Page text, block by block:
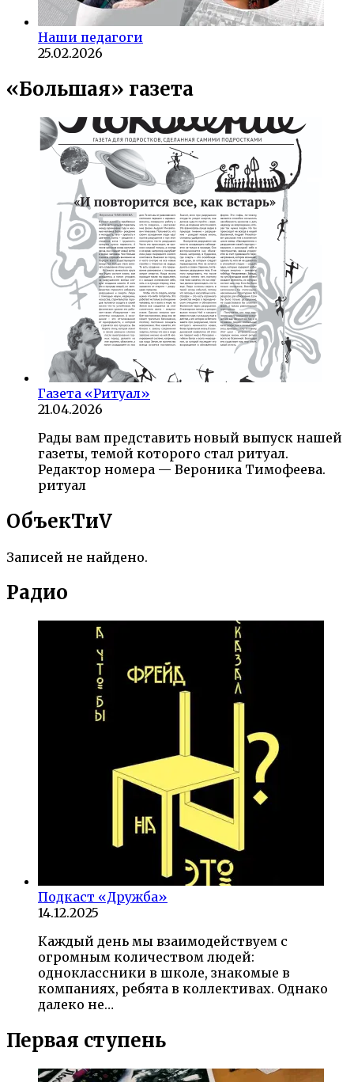
Наши педагоги
25.02.2026
«Большая» газета
Газета «Ритуал»
21.04.2026
Рады вам представить новый выпуск нашей
газеты, темой которого стал ритуал.
Редактор номера — Вероника Тимофеева.
ритуал
ОбъекTиV
Записей не найдено.
Радио
Подкаст «Дружба»
14.12.2025
Каждый день мы взаимодействуем с
огромным количеством людей:
одноклассники в школе, знакомые в
компаниях, ребята в коллективах. Однако
далеко не…
Первая ступень